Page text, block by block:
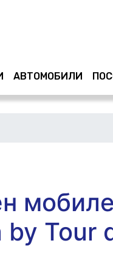
АВТОМОБИЛИ
by Tour